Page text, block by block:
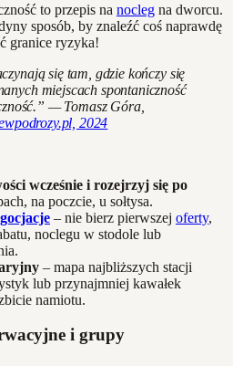
to przepis na nocleg na dworcu.
sposób, by znaleźć coś naprawdę
granice ryzyka!
się tam, gdzie kończy się
miejscach spontaniczność
— Tomasz Góra,
2024
wcześnie i rozejrzyj się po
na poczcie, u sołtysa.
– nie bierz pierwszej oferty,
noclegu w stodole lub
– mapa najbliższych stacji
lub przynajmniej kawałek
namiotu.
i grupy